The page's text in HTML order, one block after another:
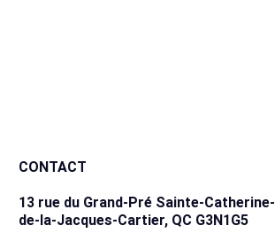
CONTACT
13 rue du Grand-Pré Sainte-Catherine-
de-la-Jacques-Cartier, QC G3N1G5